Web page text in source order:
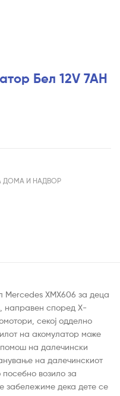
Бел 12V 7AH
ДОМА И НАДВОР
Mercedes XMX606 за деца
направен според X-
секој одделно
на акомулатор може
на далечински
на далечинскиот
возило за
забележиме дека дете се